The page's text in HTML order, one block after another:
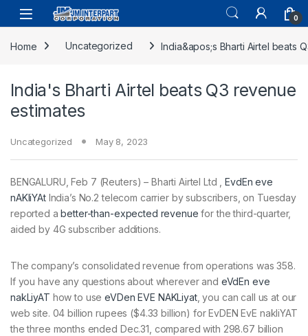
0
Home Uncategorized India&apos;s Bharti Airtel beats
India's Bharti Airtel beats Q3 revenue
estimates
Uncategorized May 8, 2023
BENGALURU, Feb 7 (Reuters) – Bharti Airtel Ltd ,EvdEn eve
nAKliYAtIndia’s No.2 telecom carrier by subscribers, on Tuesday
reported abetter-than-expected revenue for the third-quarter,
aided by 4G subscriber additions.
The company’s consolidated revenue from operations was 358.
If you have any questions about wherever and eVdEn eve
nakLiyAT how to useeVDen EVE NAKLiyat, you can call us at our
web site. 04 billion rupees ($4.33 billion) for EvDEN EvE nakliYAT
the three months ended Dec.31, compared with 298.67 billion